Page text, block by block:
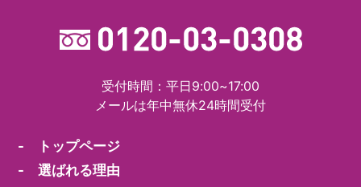
受付時間：平日9:00~17:00
メールは年中無休24時間受付
- トップページ
- 選ばれる理由